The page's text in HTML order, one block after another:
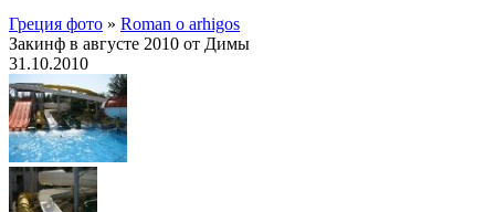
Греция фото » Roman o arhigos
Закинф в августе 2010 от Димы
31.10.2010